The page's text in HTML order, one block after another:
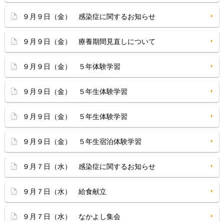
９月９日（金） 感染症に関するお知らせ
９月９日（金） 療養期間見直しについて
９月９日（金） ５年体験学習
９月９日（金） ５年生体験学習
９月９日（金） ５年生体験学習
９月９日（金） ５年生宿泊体験学習
９月７日（水） 感染症に関するお知らせ
９月７日（水） 給食献立
９月７日（水） なかよし集会